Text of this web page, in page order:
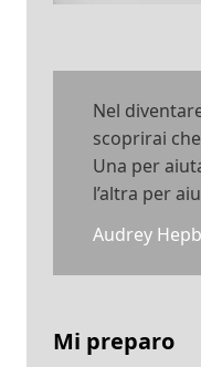
Nel
scoprirai
Una per
l’altra per
Audrey
Mi preparo